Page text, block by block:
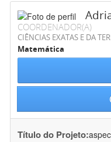
COORDENADOR(A)
CIÊNCIAS EXATAS E DA
Matemática
Título do Projeto: